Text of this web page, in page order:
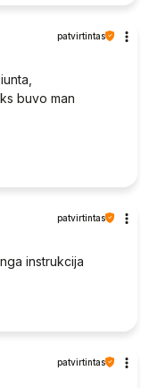
patvirtintas
buvo man
patvirtintas
instrukcija
patvirtintas